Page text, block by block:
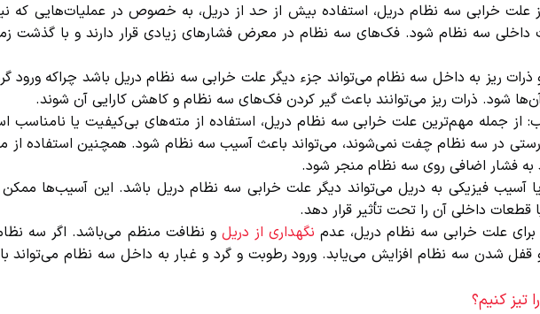
علت خرابی سه نظام دریل، استفاده بیش از حد از دریل، به خصوص در عملیات‌هایی که
داخلی سه نظام شود. فک‌های سه نظام در معرض فشارهای زیادی قرار دارند و با گذشت
ذرات ریز به داخل سه نظام می‌تواند جزء دیگر علت خرابی سه نظام دریل باشد چراکه ورود
شود. ذرات ریز می‌توانند باعث گیر کردن فک‌های سه نظام و کاهش کارایی آن شوند.
از جمله مهم‌ترین علت خرابی سه نظام دریل، استفاده از مته‌های بی‌کیفیت یا نامناسب
در سه نظام چفت نمی‌شوند، می‌تواند باعث آسیب سه نظام شود. همچنین استفاده از
به فشار اضافی روی سه نظام منجر شود.
آسیب فیزیکی به دریل می‌تواند دیگر علت خرابی سه نظام دریل باشد. این آسیب‌ها
داخلی آن را تحت تأثیر قرار دهد.
علت خرابی سه نظام دریل، عدمنگهداری از دریلو نظافت منظم می‌باشد. اگر سه
قفل شدن سه نظام افزایش می‌یابد. ورود رطوبت و گرد و غبار به داخل سه نظام می‌تواند
کنیم؟